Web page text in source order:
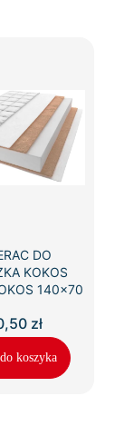
DO
KOKOS
140×70
zł
koszyka